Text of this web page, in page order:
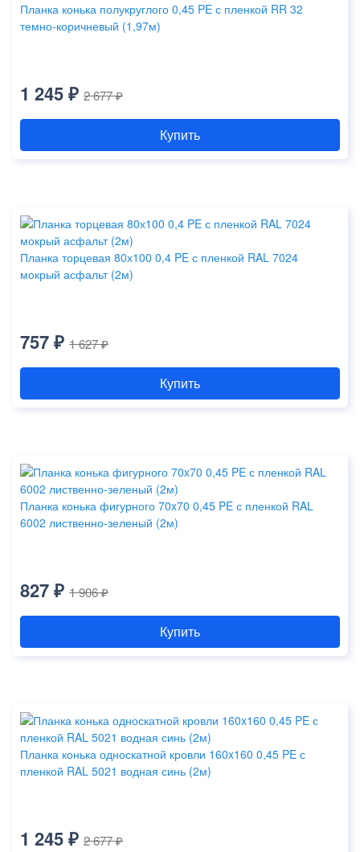
Планка конька полукруглого 0,45 PE с пленкой RR 32
темно-коричневый (1,97м)
1 245 ₽ 2 677 ₽
Купить
Планка торцевая 80х100 0,4 PE с пленкой RAL 7024
мокрый асфальт (2м)
757 ₽ 1 627 ₽
Купить
Планка конька фигурного 70x70 0,45 PE с пленкой RAL
6002 лиственно-зеленый (2м)
827 ₽ 1 906 ₽
Купить
Планка конька односкатной кровли 160x160 0,45 PE с
пленкой RAL 5021 водная синь (2м)
1 245 ₽ 2 677 ₽